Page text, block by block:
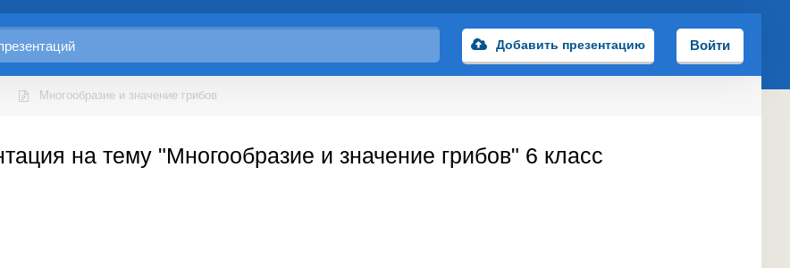
Добавить презентацию Войти
Многообразие и значение грибов
на тему "Многообразие и значение грибов" 6 класс